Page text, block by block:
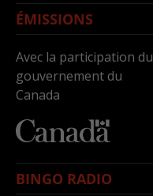
ÉMISSIONS
Avec la participation du
gouvernement du
Canada
BINGO RADIO